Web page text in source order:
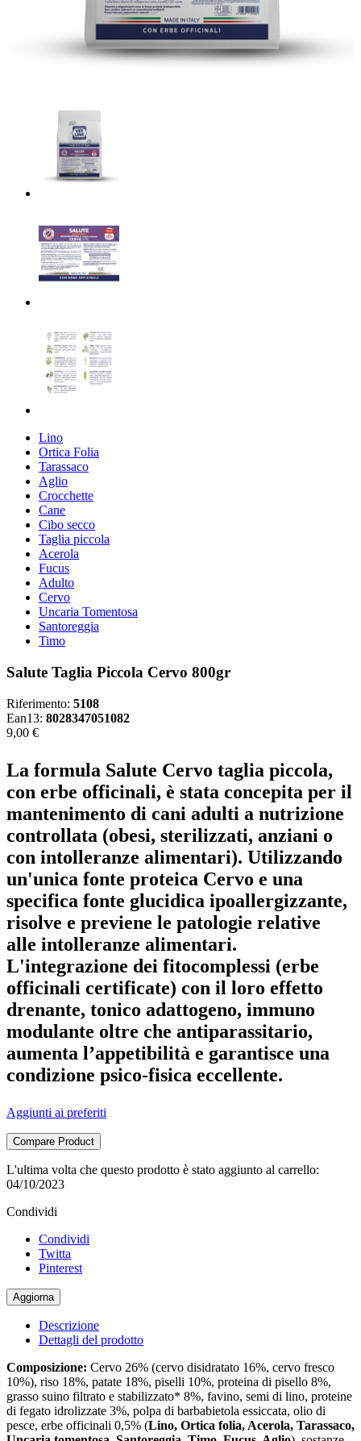
Lino
Ortica Folia
Tarassaco
Aglio
Crocchette
Cane
Cibo secco
Taglia piccola
Acerola
Fucus
Adulto
Cervo
Uncaria Tomentosa
Santoreggia
Timo
Salute Taglia Piccola Cervo 800gr
Riferimento: 5108
Ean13: 8028347051082
9,00 €
La formula Salute Cervo taglia piccola,
con erbe officinali, è stata concepita per il
mantenimento di cani adulti a nutrizione
controllata (obesi, sterilizzati, anziani o
con intolleranze alimentari). Utilizzando
un'unica fonte proteica Cervo e una
specifica fonte glucidica ipoallergizzante,
risolve e previene le patologie relative
alle intolleranze alimentari.
L'integrazione dei fitocomplessi (erbe
officinali certificate) con il loro effetto
drenante, tonico adattogeno, immuno
modulante oltre che antiparassitario,
aumenta l’appetibilità e garantisce una
condizione psico-fisica eccellente.
Aggiunti ai preferiti
Compare Product
L'ultima volta che questo prodotto è stato aggiunto al carrello:
04/10/2023
Condividi
Condividi
Twitta
Pinterest
Descrizione
Dettagli del prodotto
Composizione: Cervo 26% (cervo disidratato 16%, cervo fresco
10%), riso 18%, patate 18%, piselli 10%, proteina di pisello 8%,
grasso suino filtrato e stabilizzato* 8%, favino, semi di lino, proteine
di fegato idrolizzate 3%, polpa di barbabietola essiccata, olio di
pesce, erbe officinali 0,5% (Lino, Ortica folia, Acerola, Tarassaco,